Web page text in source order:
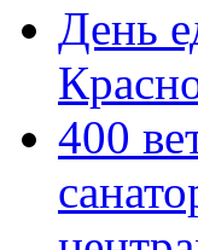
День
400